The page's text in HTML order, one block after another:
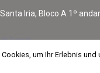
um Ihr Erlebnis
Iria, Bloco A 1º
Festnetz
um Ihr Erlebnis